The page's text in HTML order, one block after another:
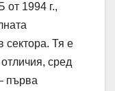
от 1994 г.,
сектора. Тя е
сред
първа